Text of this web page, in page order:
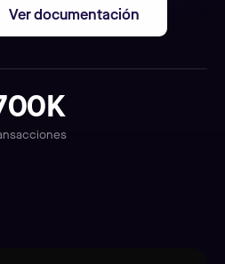
Ver documentación